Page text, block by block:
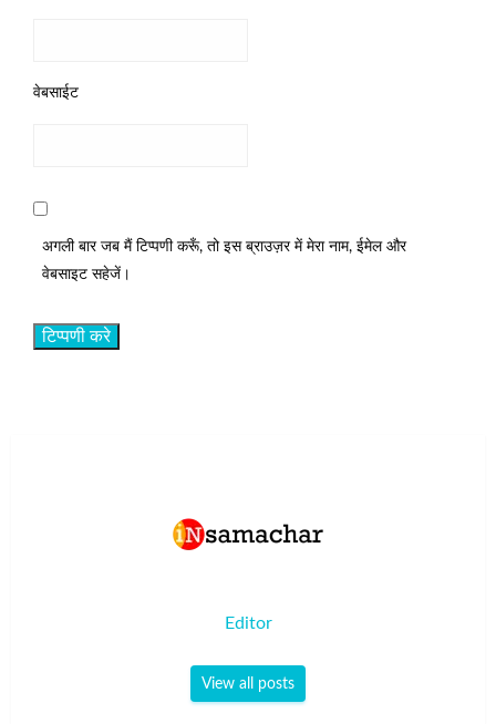
वेबसाईट
अगली बार जब मैं टिप्पणी करूँ, तो इस ब्राउज़र में मेरा नाम, ईमेल और
वेबसाइट सहेजें।
Editor
View all posts